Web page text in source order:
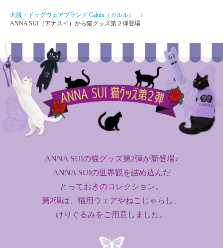
犬服・ドッグウェアブランド Calulu（カルル）
ANNA SUI（アナスイ）から猫グッズ第２弾登場
ANNA SUIの猫グッズ第2弾が新登場♪
ANNA SUIの世界観を詰め込んだ
とっておきのコレクション。
第2弾は、猫用ウェアやねこじゃらし、
けりぐるみをご用意しました。